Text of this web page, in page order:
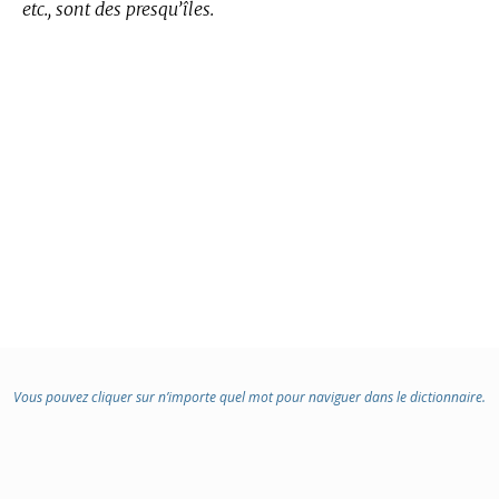
etc., sont des presqu’îles.
Vous pouvez cliquer sur n’importe quel mot pour naviguer dans le dictionnaire.